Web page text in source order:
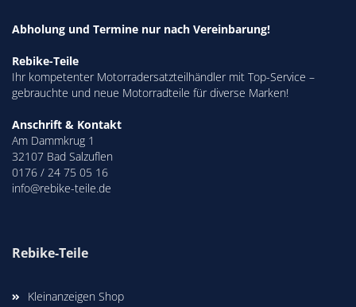
Abholung und Termine nur nach Vereinbarung!
Rebike-Teile
Ihr kompetenter Motorradersatzteilhändler mit Top-Service –
gebrauchte und neue Motorradteile für diverse Marken!
Anschrift & Kontakt
Am Dammkrug 1
32107 Bad Salzuflen
0176 / 24 75 05 16
info@rebike-teile.de
Rebike-Teile
Kleinanzeigen Shop